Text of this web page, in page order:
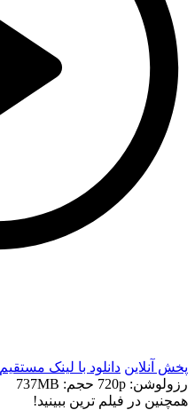
پخش آنلاین دانلود با لينک مستقيم
رزولوشن: 720p
حجم: 737MB
همچنين در فيلم ترين ببينيد!